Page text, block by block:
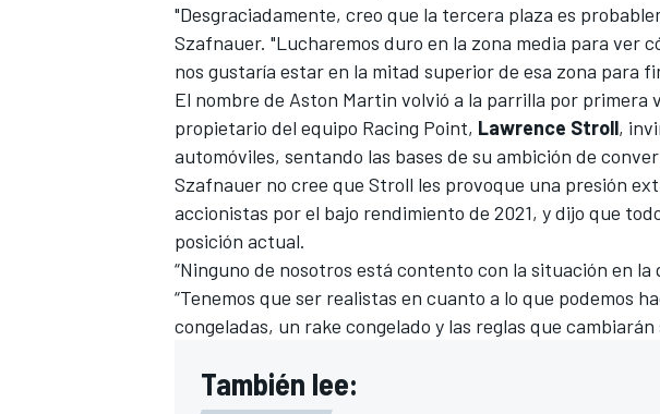
WRC
"Desgraciadamente, creo que la tercera plaza es
Szafnauer. "Lucharemos duro en la zona media para ver
nos gustaría estar en la mitad superior de esa zona para
El nombre de Aston Martin volvió a la parrilla por primera
propietario del equipo Racing Point, Lawrence Stroll,
automóviles, sentando las bases de su ambición de
Szafnauer no cree que Stroll les provoque una presión
accionistas por el bajo rendimiento de 2021, y dijo que
posición actual.
“Ninguno de nosotros está contento con la situación en la
“Tenemos que ser realistas en cuanto a lo que podemos
congeladas, un rake congelado y las reglas que
También lee: